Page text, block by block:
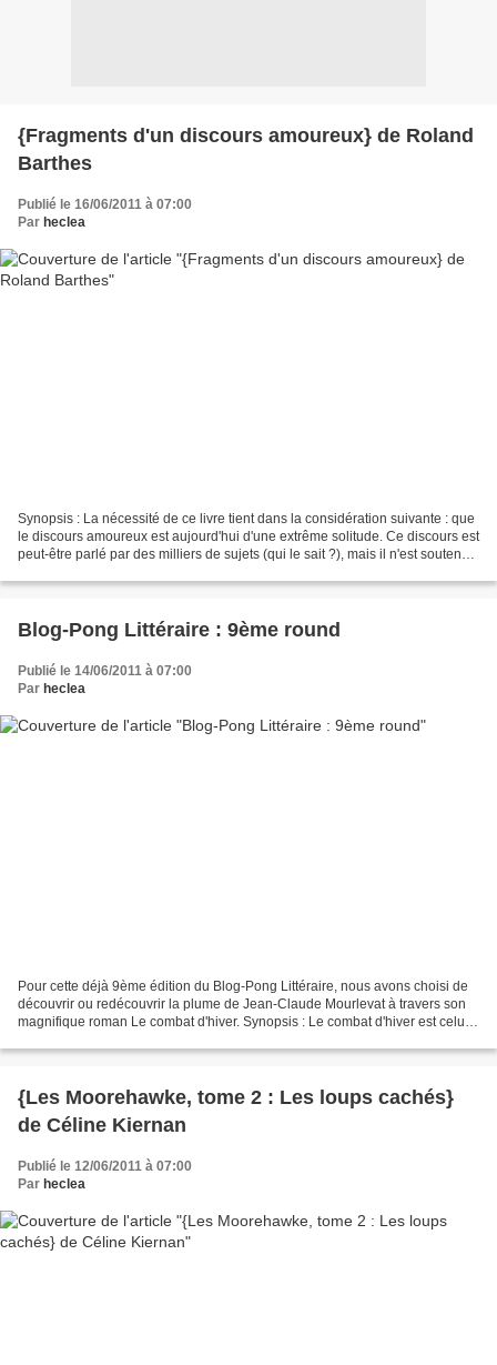
{Fragments d'un discours amoureux} de Roland
Barthes
Publié le 16/06/2011 à 07:00
Par heclea
Synopsis : La nécessité de ce livre tient dans la considération suivante : que
le discours amoureux est aujourd'hui d'une extrême solitude. Ce discours est
peut-être parlé par des milliers de sujets (qui le sait ?), mais il n'est soutenu
Blog-Pong Littéraire : 9ème round
Publié le 14/06/2011 à 07:00
Par heclea
Pour cette déjà 9ème édition du Blog-Pong Littéraire, nous avons choisi de
découvrir ou redécouvrir la plume de Jean-Claude Mourlevat à travers son
magnifique roman Le combat d'hiver. Synopsis : Le combat d'hiver est celui
{Les Moorehawke, tome 2 : Les loups cachés}
de Céline Kiernan
Publié le 12/06/2011 à 07:00
Par heclea